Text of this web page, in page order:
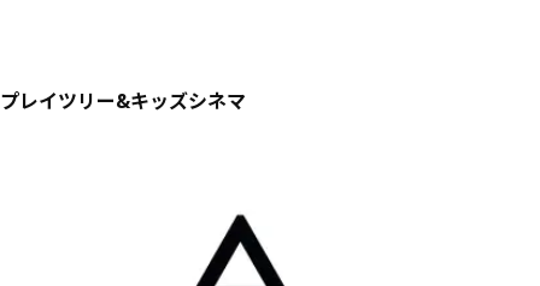
プレイツリー&キッズシネマ